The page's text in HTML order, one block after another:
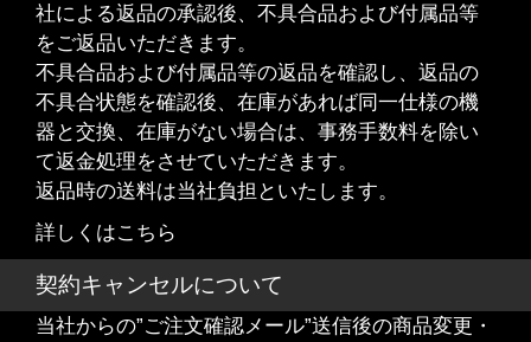
社による返品の承認後、不具合品および付属品等
をご返品いただきます。
不具合品および付属品等の返品を確認し、返品の
不具合状態を確認後、在庫があれば同一仕様の機
器と交換、在庫がない場合は、事務手数料を除い
て返金処理をさせていただきます。
返品時の送料は当社負担といたします。
詳しくはこちら
契約キャンセルについて
当社からの”ご注文確認メール”送信後の商品変更・